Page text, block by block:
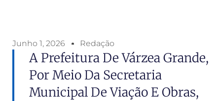
Junho 1, 2026 Redação
A Prefeitura De Várzea Grande,
Por Meio Da Secretaria
Municipal De Viação E Obras,